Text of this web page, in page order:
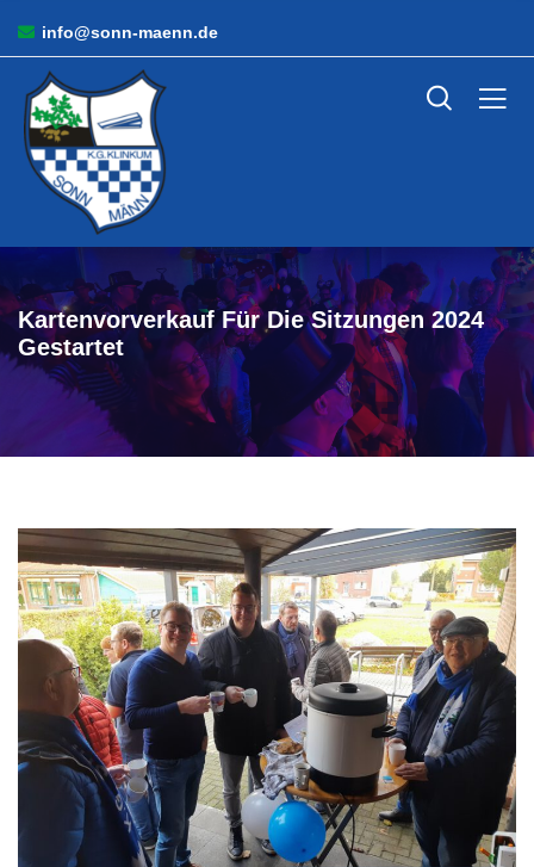
info@sonn-maenn.de
Kartenvorverkauf Für Die Sitzungen 2024
Gestartet